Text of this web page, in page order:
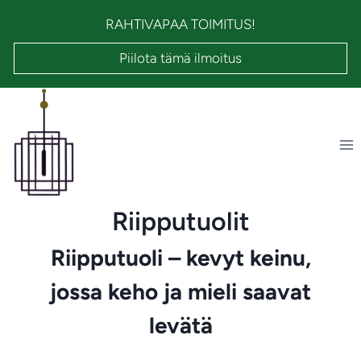
RAHTIVAPAA TOIMITUS!
Piilota tämä ilmoitus
Riipputuolit
Riipputuoli – kevyt keinu,
jossa keho ja mieli saavat
levätä